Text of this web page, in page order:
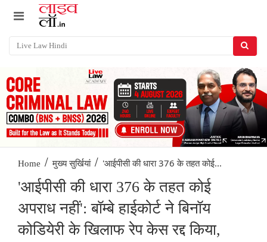
Home / मुख्य सुर्खियां / 'आईपीसी की धारा 376 के तहत कोई...
'आईपीसी की धारा 376 के तहत कोई
अपराध नहीं': बॉम्बे हाईकोर्ट ने बिनॉय
कोडियेरी के खिलाफ रेप केस रद्द किया,